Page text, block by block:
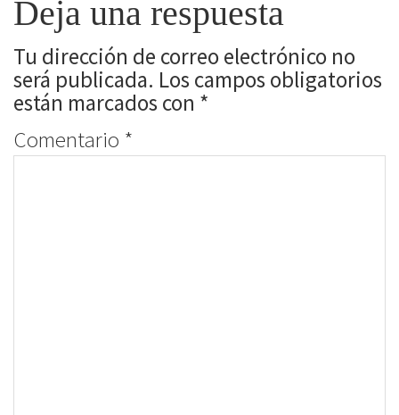
Deja una respuesta
Tu dirección de correo electrónico no
será publicada. Los campos obligatorios
están marcados con *
Comentario *